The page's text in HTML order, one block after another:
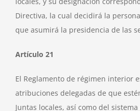
Directiva, la cual decidirá la
que asumirá la presidencia de las
Artículo 21
El Reglamento de régimen interior
atribuciones delegadas de que
Juntas locales, así como del